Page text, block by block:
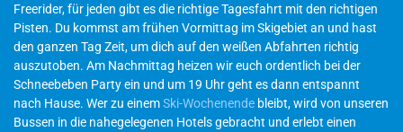
Freerider, für jeden gibt es die richtige Tagesfahrt mit den richtigen
Pisten. Du kommst am frühen Vormittag im Skigebiet an und hast
den ganzen Tag Zeit, um dich auf den weißen Abfahrten richtig
auszutoben. Am Nachmittag heizen wir euch ordentlich bei der
Schneebeben Party ein und um 19 Uhr geht es dann entspannt
nach Hause. Wer zu einemSki-Wochenende bleibt, wird von unseren
Bussen in die nahegelegenen Hotels gebracht und erlebt einen